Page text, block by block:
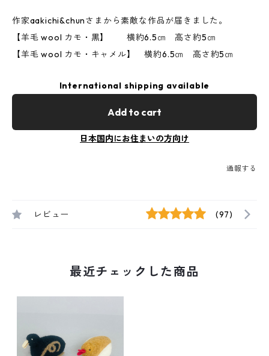
作家aakichi&chunさまから素敵な作品が届きました。
【羊毛 wool カモ・黒】 横約6.5㎝ 高さ約5㎝
【羊毛 wool カモ・キャメル】 横約6.5㎝ 高さ約5㎝
International shipping available
Add to cart
日本国内にお住まいの方向け
通報する
レビュー (97)
最近チェックした商品